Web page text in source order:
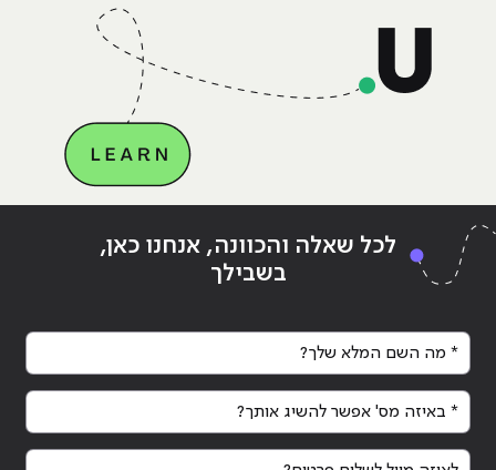
Continue reading
מלאכותית – AI"לכל שאלה והכוונה, אנחנו כאן,
בשבילך
* מה השם המלא שלך?
* באיזה מס' אפשר להשיג אותך?
לאיזה מייל לשלוח פרטים?